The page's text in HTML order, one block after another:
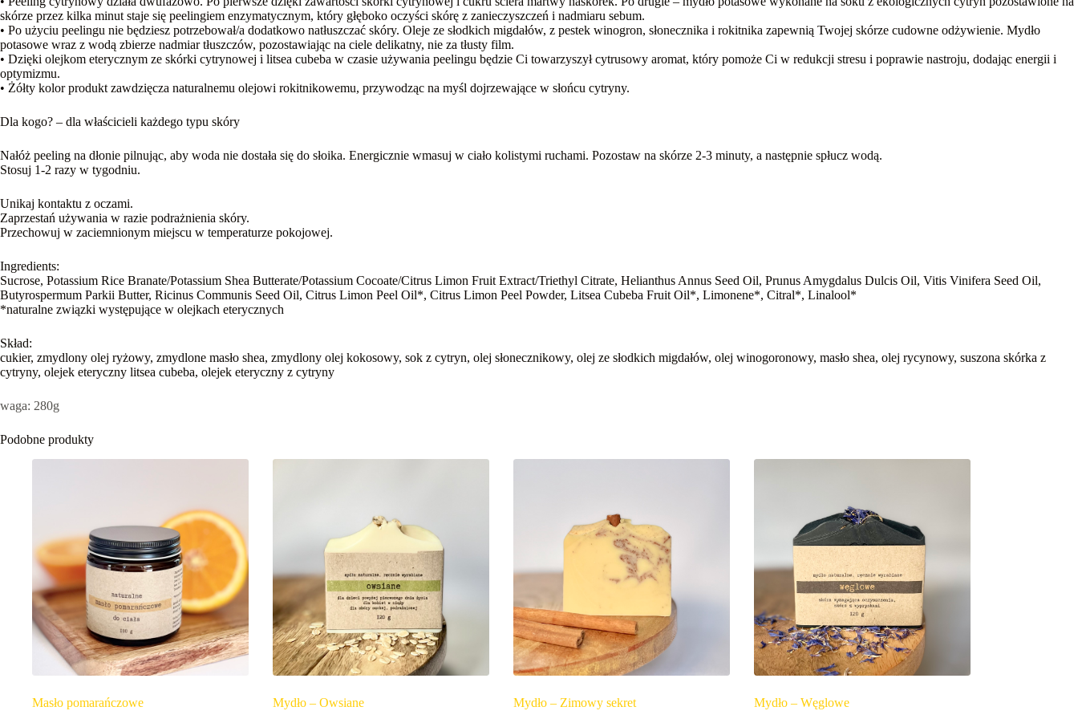
skórze przez kilka minut staje się peelingiem enzymatycznym, który głęboko oczyści skórę z zanieczyszczeń i nadmiaru sebum.
• Po użyciu peelingu nie będziesz potrzebował/a dodatkowo natłuszczać skóry. Oleje ze słodkich migdałów, z pestek winogron, słonecznika i rokitnika zapewnią Twojej skórze cudowne odżywienie. Mydło
potasowe wraz z wodą zbierze nadmiar tłuszczów, pozostawiając na ciele delikatny, nie za tłusty film.
• Dzięki olejkom eterycznym ze skórki cytrynowej i litsea cubeba w czasie używania peelingu będzie Ci towarzyszył cytrusowy aromat, który pomoże Ci w redukcji stresu i poprawie nastroju, dodając energii i
optymizmu.
• Żółty kolor produkt zawdzięcza naturalnemu olejowi rokitnikowemu, przywodząc na myśl dojrzewające w słońcu cytryny.
Dla kogo? – dla właścicieli każdego typu skóry
Nałóż peeling na dłonie pilnując, aby woda nie dostała się do słoika. Energicznie wmasuj w ciało kolistymi ruchami. Pozostaw na skórze 2-3 minuty, a następnie spłucz wodą.
Stosuj 1-2 razy w tygodniu.
Unikaj kontaktu z oczami.
Zaprzestań używania w razie podrażnienia skóry.
Przechowuj w zaciemnionym miejscu w temperaturze pokojowej.
Ingredients:
Sucrose, Potassium Rice Branate/Potassium Shea Butterate/Potassium Cocoate/Citrus Limon Fruit Extract/Triethyl Citrate, Helianthus Annus Seed Oil, Prunus Amygdalus Dulcis Oil, Vitis Vinifera Seed Oil,
Butyrospermum Parkii Butter, Ricinus Communis Seed Oil, Citrus Limon Peel Oil*, Citrus Limon Peel Powder, Litsea Cubeba Fruit Oil*, Limonene*, Citral*, Linalool*
*naturalne związki występujące w olejkach eterycznych
Skład:
cukier, zmydlony olej ryżowy, zmydlone masło shea, zmydlony olej kokosowy, sok z cytryn, olej słonecznikowy, olej ze słodkich migdałów, olej winogoronowy, masło shea, olej rycynowy, suszona skórka z
cytryny, olejek eteryczny litsea cubeba, olejek eteryczny z cytryny
waga: 280g
Podobne produkty
Masło pomarańczowe
Mydło – Owsiane
Mydło – Zimowy sekret
Mydło – Węglowe